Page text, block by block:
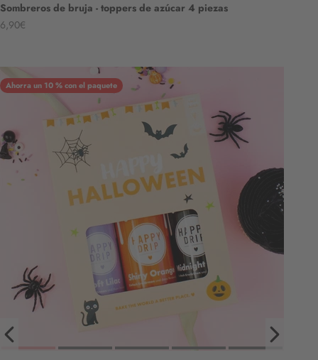
Sombreros de bruja - toppers de azúcar 4 piezas
Angebot
6,90€
Ahorra un 10 % con el paquete